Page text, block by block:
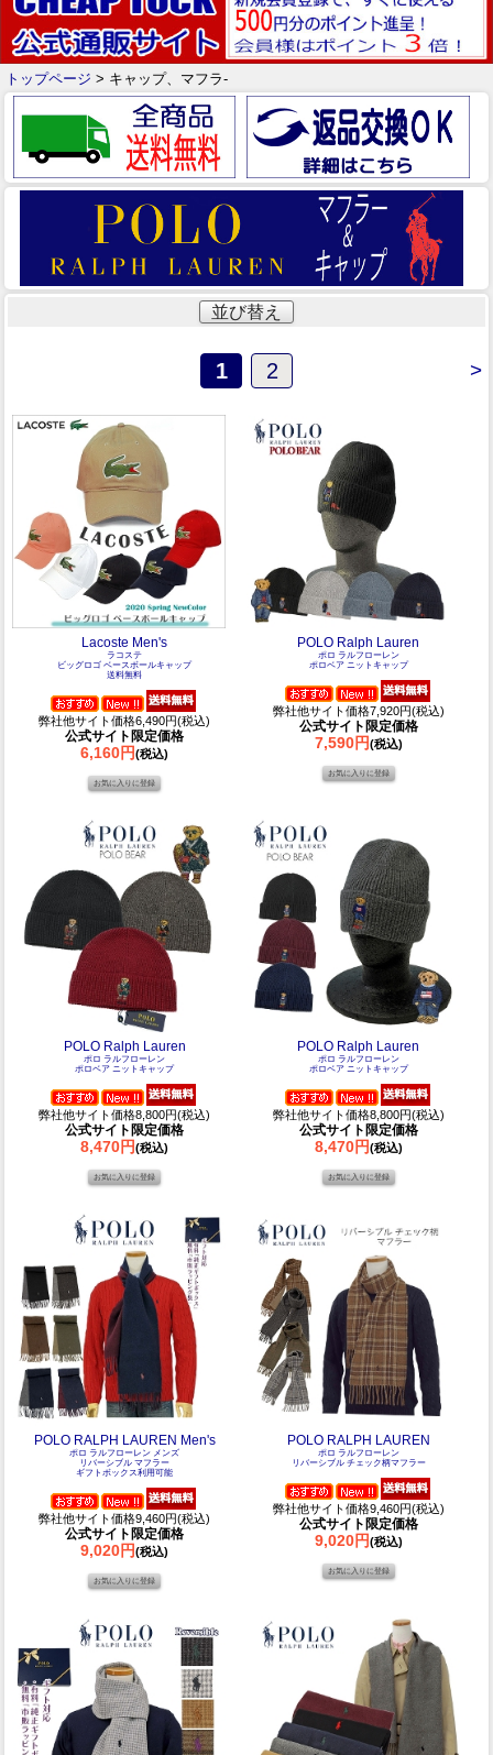
トップページ > キャップ、マフラ-
並び替え
>
1 2
Lacoste Men's
ラコステ
ビッグロゴ ベースボールキャップ
送料無料
弊社他サイト価格6,490円(税込)
公式サイト限定価格
6,160円(税込)
POLO Ralph Lauren
ポロ ラルフローレン
ポロベア ニットキャップ
弊社他サイト価格7,920円(税込)
公式サイト限定価格
7,590円(税込)
POLO Ralph Lauren
ポロ ラルフローレン
ポロベア ニットキャップ
弊社他サイト価格8,800円(税込)
公式サイト限定価格
8,470円(税込)
POLO Ralph Lauren
ポロ ラルフローレン
ポロベア ニットキャップ
弊社他サイト価格8,800円(税込)
公式サイト限定価格
8,470円(税込)
POLO RALPH LAUREN Men's
ポロ ラルフローレン メンズ
リバーシブル マフラー
ギフトボックス利用可能
弊社他サイト価格9,460円(税込)
公式サイト限定価格
9,020円(税込)
POLO RALPH LAUREN
ポロ ラルフローレン
リバーシブル チェック柄マフラー
弊社他サイト価格9,460円(税込)
公式サイト限定価格
9,020円(税込)